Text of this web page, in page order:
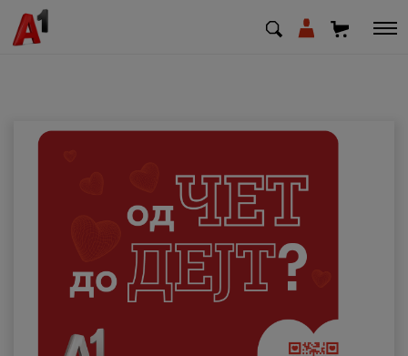
Деловни
Поддршка